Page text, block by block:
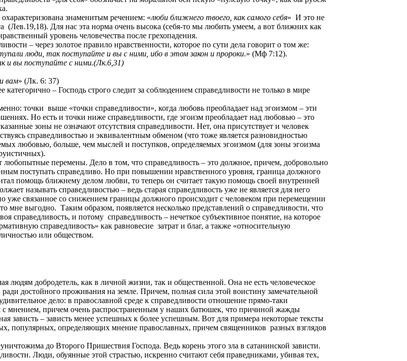
знаменитым речением: «люби ближнего твоего, как самого себя» И это не
(Лев.19,18). Для нас эта норма очень высока (себя-то мы любить умеем, а вот ближних как
уровень человечества после грехопадения.
– через золотое правило нравственности, которое по сути дела говорит о том же:
люди, так поступайте и вы с ними, ибо в этом закон и пророки.» (Мф 7:12).
и вы поступайте с ними.(Лк.6,31)
вам» (Лк. 6: 37)
– Господь строго следит за соблюдением справедливости не только в мире
точки выше «точки справедливости», когда любовь преобладает над эгоизмом – эти
Но есть и точки ниже справедливости, где эгоизм преобладает над любовью – это
зоны не означают отсутствия справедливости. Нет, она присутствует и человек
справедливостью и эквивалентным обменом (что тоже является разновидностью
любовью, больше, чем мыслей и поступков, определяемых эгоизмом (для зоны эгоизма
любопытные перемены. Дело в том, что справедливость – это должное, причем, добровольно
поступать справедливо. Но при повышении нравственного уровня, граница должного
помощь ближнему делом любви, то теперь он считает такую помощь своей внутренней
называть справедливостью – ведь старая справедливость уже не является для него
связанное со снижением границы должного происходит с человеком при перемещении
мне выгодно. Таким образом, появляется несколько представлений о справедливости, что
справедливость, и потому справедливость – нечеткое субъективное понятие, на которое
справедливость» как равновесие затрат и благ, а также «относительную
или обществом.
людям добродетель, как в личной жизни, так и общественной. Она не есть человеческое
достойного проживания на земле. Причем, полная сила этой воистину замечательной
дело: в православной среде к справедливости отношение прямо-таки
с мнением, причем очень распространенным у наших батюшек, что причиной жажды
зависть – зависть менее успешных к более успешным. Вот для примера некоторые тексты
популярных, определяющих мнение православных, причем священников разных взглядов
до Второго Пришествия Господа. Ведь корень этого зла в сатанинской зависти.
Люди, обуянные этой страстью, искренно считают себя праведниками, убивая тех,